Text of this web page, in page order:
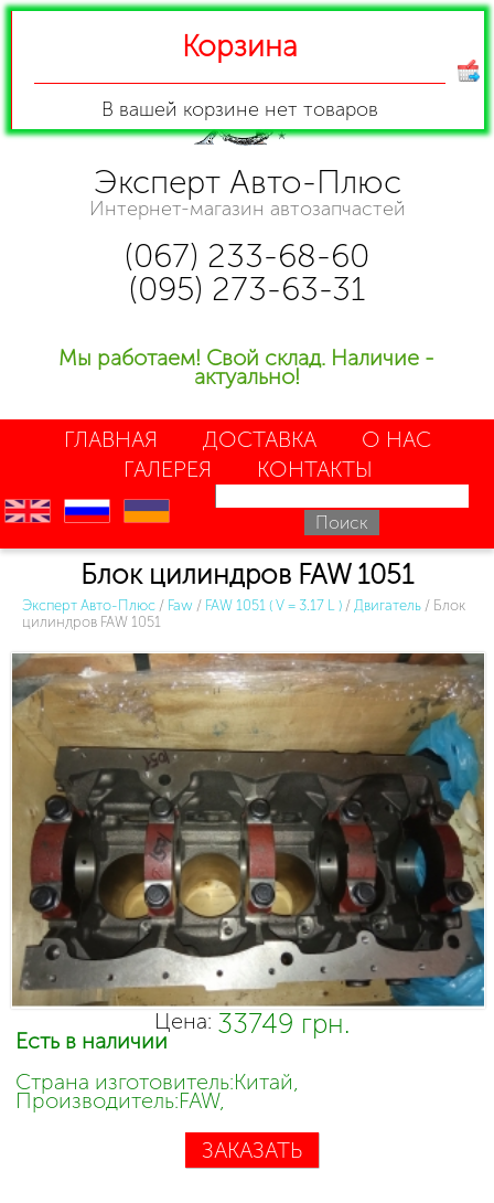
Эксперт Авто-Плюс
Интернет-магазин автозапчастей
(067) 233-68-60
(095) 273-63-31
Мы работаем! Свой склад. Наличие -
актуально!
ГЛАВНАЯ ДОСТАВКА
О НАС
ГАЛЕРЕЯ
КОНТАКТЫ
en ru uk
Блок цилиндров FAW 1051
Эксперт Авто-Плюс / Faw / FAW 1051 ( V = 3.17 L ) / Двигатель / Блок
цилиндров FAW 1051
Цена: 33749 грн.
Есть в наличии
Страна изготовитель:Китай,
Производитель:FAW,
ЗАКАЗАТЬ
Корзина
В вашей корзине нет товаров